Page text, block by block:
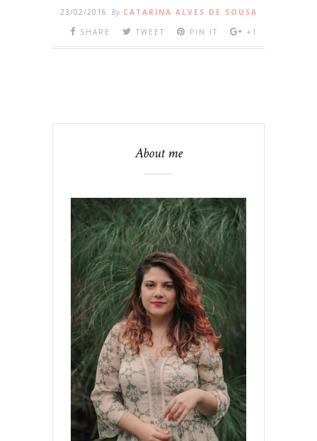
23/02/2016 By CATARINA ALVES DE SOUSA
SHARE
TWEET PIN IT +1
About me